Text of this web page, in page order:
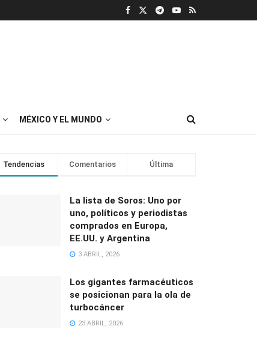
MÉXICO Y EL MUNDO
Tendencias Comentarios Última
La lista de Soros: Uno por
uno, políticos y periodistas
comprados en Europa,
EE.UU. y Argentina
3 ABRIL, 2026
Los gigantes farmacéuticos
se posicionan para la ola de
turbocáncer
23 ABRIL, 2026